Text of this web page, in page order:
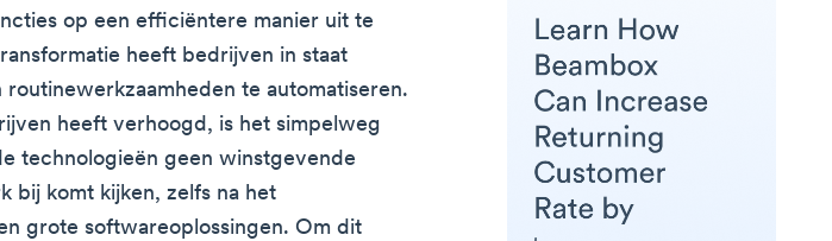
op een efficiëntere manier uit te
heeft bedrijven in staat
te automatiseren.
heeft verhoogd, is het simpelweg
technologieën geen winstgevende
bij komt kijken, zelfs na het
grote softwareoplossingen. Om dit